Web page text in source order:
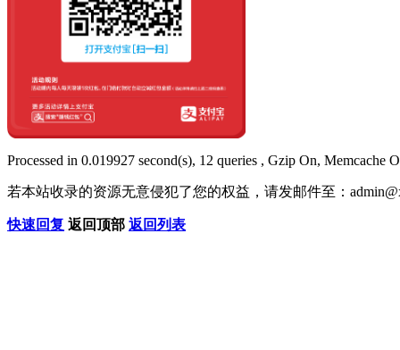
Processed in 0.019927 second(s), 12 queries , Gzip On, Memcache
若本站收录的资源无意侵犯了您的权益，请发邮件至：
快速回复 返回顶部 返回列表